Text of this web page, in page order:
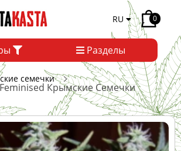
RU 0
Разделы
семечки
Крымские Семечки